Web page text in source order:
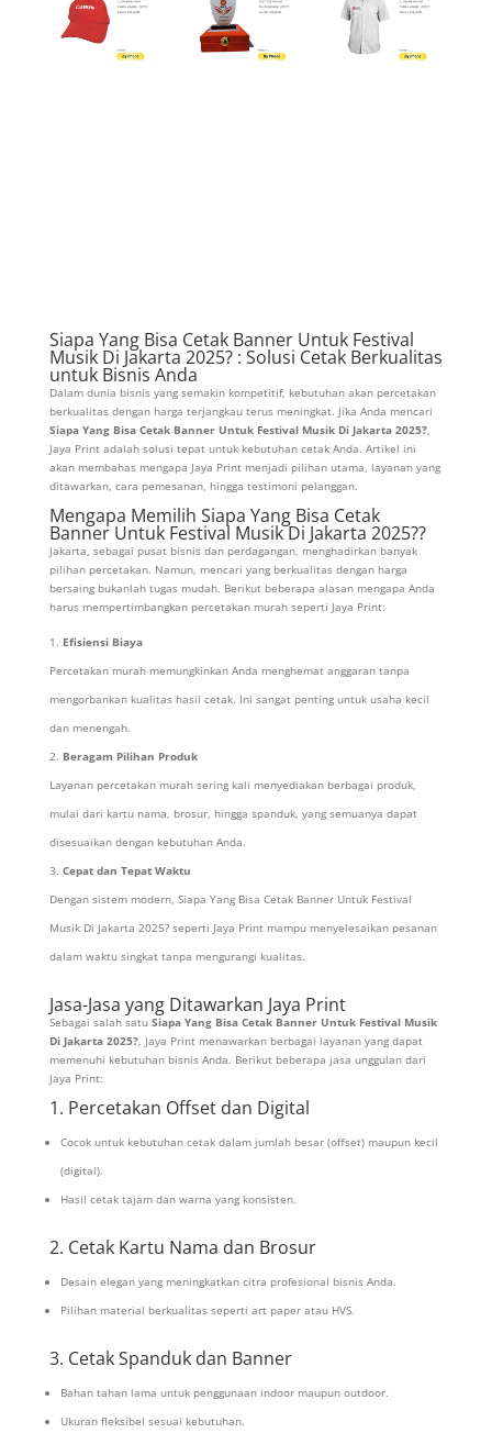
Siapa Yang Bisa Cetak Banner Untuk Festival
Musik Di Jakarta 2025? : Solusi Cetak Berkualitas
untuk Bisnis Anda
Dalam dunia bisnis yang semakin kompetitif, kebutuhan akan percetakan
berkualitas dengan harga terjangkau terus meningkat. Jika Anda mencari
Siapa Yang Bisa Cetak Banner Untuk Festival Musik Di Jakarta 2025?,
Jaya Print adalah solusi tepat untuk kebutuhan cetak Anda. Artikel ini
akan membahas mengapa Jaya Print menjadi pilihan utama, layanan yang
ditawarkan, cara pemesanan, hingga testimoni pelanggan.
Mengapa Memilih Siapa Yang Bisa Cetak
Banner Untuk Festival Musik Di Jakarta 2025??
Jakarta, sebagai pusat bisnis dan perdagangan, menghadirkan banyak
pilihan percetakan. Namun, mencari yang berkualitas dengan harga
bersaing bukanlah tugas mudah. Berikut beberapa alasan mengapa Anda
harus mempertimbangkan percetakan murah seperti Jaya Print:
Efisiensi Biaya
Percetakan murah memungkinkan Anda menghemat anggaran tanpa
mengorbankan kualitas hasil cetak. Ini sangat penting untuk usaha kecil
dan menengah.
Beragam Pilihan Produk
Layanan percetakan murah sering kali menyediakan berbagai produk,
mulai dari kartu nama, brosur, hingga spanduk, yang semuanya dapat
disesuaikan dengan kebutuhan Anda.
Cepat dan Tepat Waktu
Dengan sistem modern, Siapa Yang Bisa Cetak Banner Untuk Festival
Musik Di Jakarta 2025? seperti Jaya Print mampu menyelesaikan pesanan
dalam waktu singkat tanpa mengurangi kualitas.
Jasa-Jasa yang Ditawarkan Jaya Print
Sebagai salah satu Siapa Yang Bisa Cetak Banner Untuk Festival Musik
Di Jakarta 2025?, Jaya Print menawarkan berbagai layanan yang dapat
memenuhi kebutuhan bisnis Anda. Berikut beberapa jasa unggulan dari
Jaya Print:
1. Percetakan Offset dan Digital
Cocok untuk kebutuhan cetak dalam jumlah besar (offset) maupun kecil
(digital).
Hasil cetak tajam dan warna yang konsisten.
2. Cetak Kartu Nama dan Brosur
Desain elegan yang meningkatkan citra profesional bisnis Anda.
Pilihan material berkualitas seperti art paper atau HVS.
3. Cetak Spanduk dan Banner
Bahan tahan lama untuk penggunaan indoor maupun outdoor.
Ukuran fleksibel sesuai kebutuhan.